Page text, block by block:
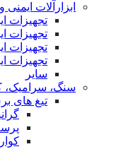
ابزارآلات
تجهیزات
تجهیزات
تجهیزات
تجهیزات
سایر
سنگ، سرامیک،
تیغ های